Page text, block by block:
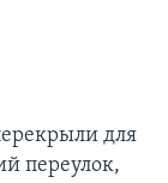
для
переулок,